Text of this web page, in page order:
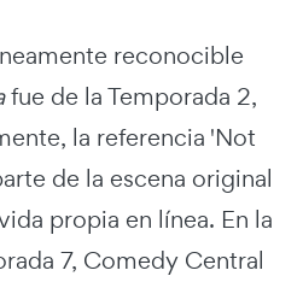
reconocible
fue de la Temporada 2,
la referencia 'Not
de la escena original
propia en línea. En la
7, Comedy Central